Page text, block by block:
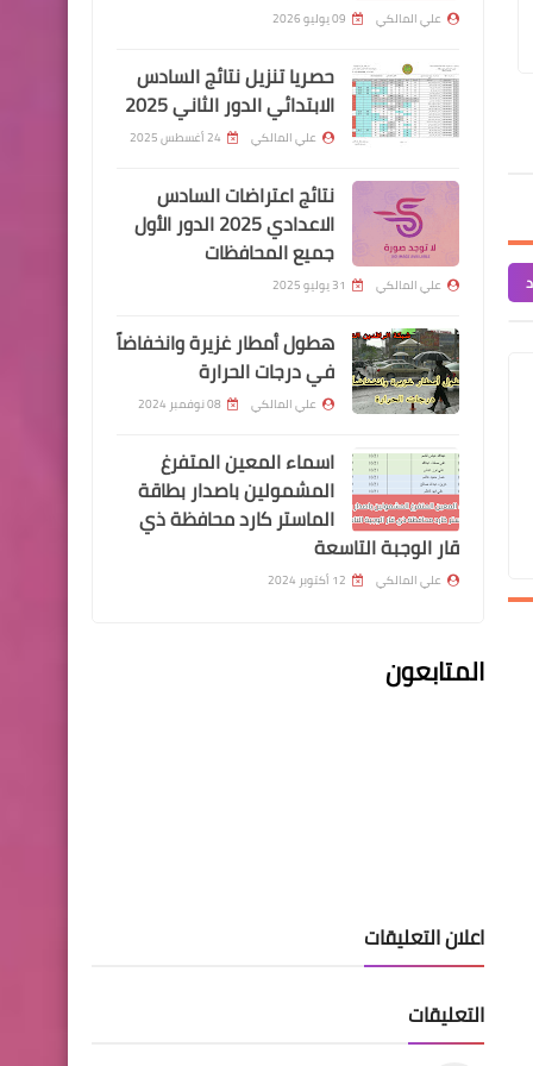
تم صرف رواتب الموظفين لهذا اليوم
الغذائية
الرواتب
تم صرف رواتب لهذا اليوم
2022/6/22
نصيحة لكل شخص مقبل على
الزواج
قطع الاراضي
تم صرف رواتب الموظفين لهذا
علي المالكي 09 يوليو 2026
حصريا تنزيل نتائج السادس
الابتدائي الدور الثاني 2025
علي المالكي 24 أغسطس 2025
نتائج اعتراضات السادس
الاعدادي 2025 الدور الأول
جميع المحافظات
علي المالكي 31 يوليو 2025
هطول أمطار غزيرة وانخفاضاً
في درجات الحرارة
علي المالكي 08 نوفمبر 2024
اسماء المعين المتفرغ
المشمولين باصدار بطاقة
الماستر كارد محافظة ذي
قار الوجبة التاسعة
علي المالكي 12 أكتوبر 2024
المتابعون
اعلان التعليقات
التعليقات